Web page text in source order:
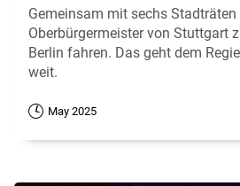
Gemeinsam mit sechs
Oberbürgermeister von Stuttgart
Berlin fahren. Das geht dem
weit.
May 2025